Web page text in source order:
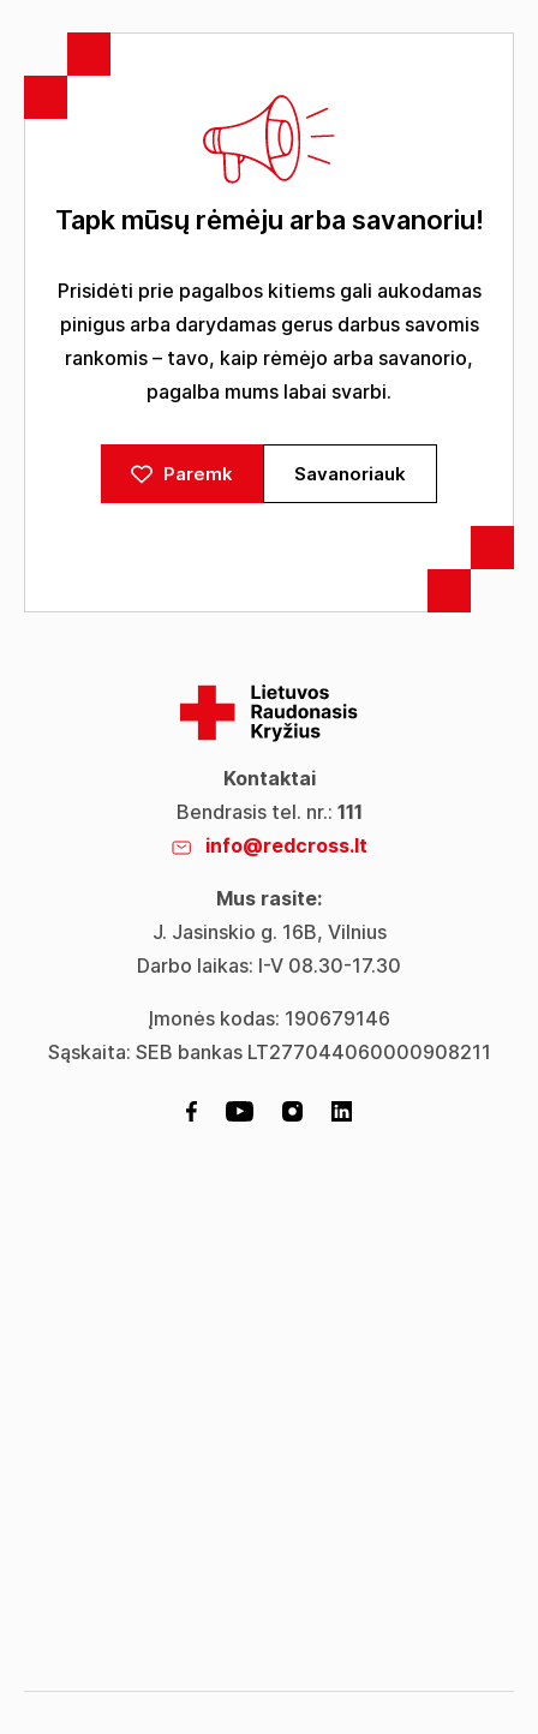
Tapk mūsų rėmėju arba savanoriu!
Prisidėti prie pagalbos kitiems gali aukodamas
pinigus arba darydamas gerus darbus savomis
rankomis – tavo, kaip rėmėjo arba savanorio,
pagalba mums labai svarbi.
Paremk Savanoriauk
Kontaktai
Bendrasis tel. nr.: 111
info@redcross.lt
Mus rasite:
J. Jasinskio g. 16B, Vilnius
Darbo laikas: I-V 08.30-17.30
Įmonės kodas: 190679146
Sąskaita: SEB bankas LT277044060000908211